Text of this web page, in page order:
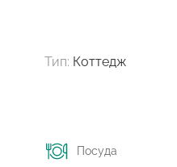
Тип: Коттедж
Посуда